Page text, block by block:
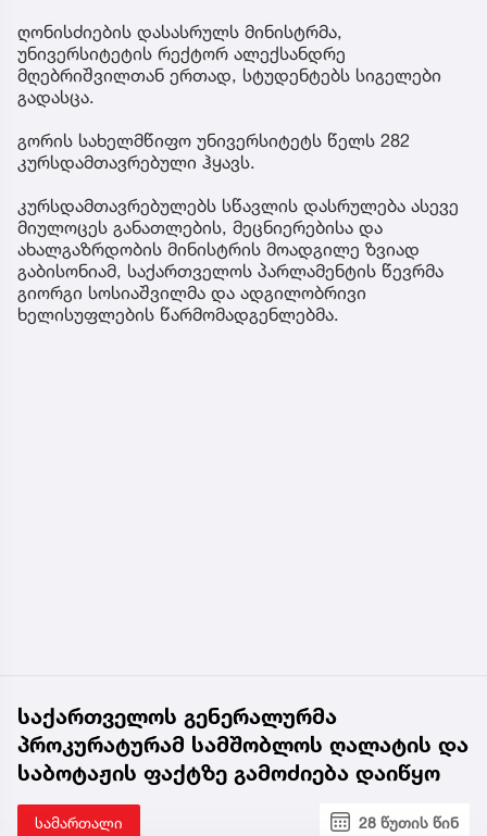
ღონისძიების დასასრულს მინისტრმა,
უნივერსიტეტის რექტორ ალექსანდრე
მღებრიშვილთან ერთად, სტუდენტებს სიგელები
გადასცა.
გორის სახელმწიფო უნივერსიტეტს წელს 282
კურსდამთავრებული ჰყავს.
კურსდამთავრებულებს სწავლის დასრულება ასევე
მიულოცეს განათლების, მეცნიერებისა და
ახალგაზრდობის მინისტრის მოადგილე ზვიად
გაბისონიამ, საქართველოს პარლამენტის წევრმა
გიორგი სოსიაშვილმა და ადგილობრივი
ხელისუფლების წარმომადგენლებმა.
საქართველოს გენერალურმა
პროკურატურამ სამშობლოს ღალატის და
საბოტაჟის ფაქტზე გამოძიება დაიწყო
სამართალი 28 წუთის წინ